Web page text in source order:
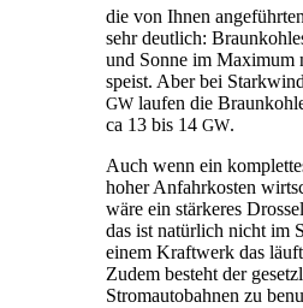
die von Ihnen
sehr deut­lich:
und Son­ne im Maxi­mum
speist. Aber bei
GW lau­fen die
ca 13 bis 14 GW.
Auch wenn ein
hoher Anfahr­kos­ten
wäre ein stär­ke­res
das ist natür­lich nicht im
einem Kraft­werk das
Zudem besteht der
Strom­au­to­bah­nen zu